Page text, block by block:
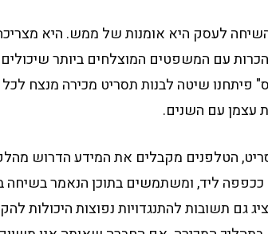
לעסק היא אומנות של ממש. היא
עם המשפטים המוצלחים ביותר
פיתחנו שיטה לבנות תסריט מכירה מנצח
עצמן עם השנים.
הטלפנים מקבלים את המידע הדרוש
ככפפה ליד, ומשתמשים בתוכן הנאמר בשיחה
גם תשובות להתנגדויות נפוצות היכולות